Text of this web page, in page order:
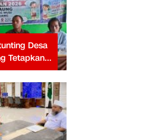
Desa
Tetapkan
Fokus
Stunting